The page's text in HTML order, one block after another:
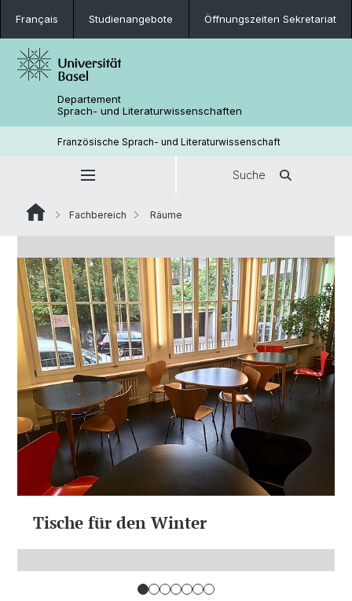
Français Studienangebote Öffnungszeiten Sekretariat
Departement
Sprach- und Literaturwissenschaften
Französische Sprach- und Literaturwissenschaft
Suche
Fachbereich Räume
Tische für den Winter